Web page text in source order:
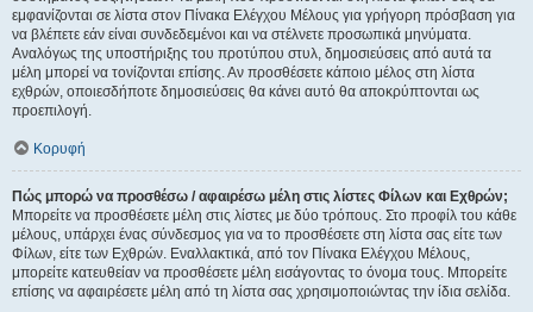
εμφανίζονται σε λίστα στον Πίνακα Ελέγχου Μέλους για γρήγορη πρόσβαση για
να βλέπετε εάν είναι συνδεδεμένοι και να στέλνετε προσωπικά μηνύματα.
Αναλόγως της υποστήριξης του προτύπου στυλ, δημοσιεύσεις από αυτά τα
μέλη μπορεί να τονίζονται επίσης. Αν προσθέσετε κάποιο μέλος στη λίστα
εχθρών, οποιεσδήποτε δημοσιεύσεις θα κάνει αυτό θα αποκρύπτονται ως
προεπιλογή.
Κορυφή
Πώς μπορώ να προσθέσω / αφαιρέσω μέλη στις λίστες Φίλων και Εχθρών;
Μπορείτε να προσθέσετε μέλη στις λίστες με δύο τρόπους. Στο προφίλ του κάθε
μέλους, υπάρχει ένας σύνδεσμος για να το προσθέσετε στη λίστα σας είτε των
Φίλων, είτε των Εχθρών. Εναλλακτικά, από τον Πίνακα Ελέγχου Μέλους,
μπορείτε κατευθείαν να προσθέσετε μέλη εισάγοντας το όνομα τους. Μπορείτε
επίσης να αφαιρέσετε μέλη από τη λίστα σας χρησιμοποιώντας την ίδια σελίδα.